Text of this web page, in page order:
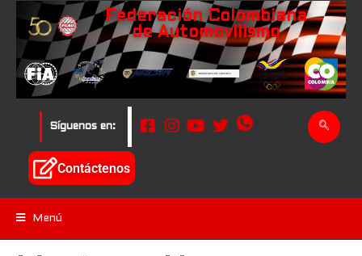
Federación Colombiana
de Automovilismo
Síguenos en:
Contáctenos
Menú